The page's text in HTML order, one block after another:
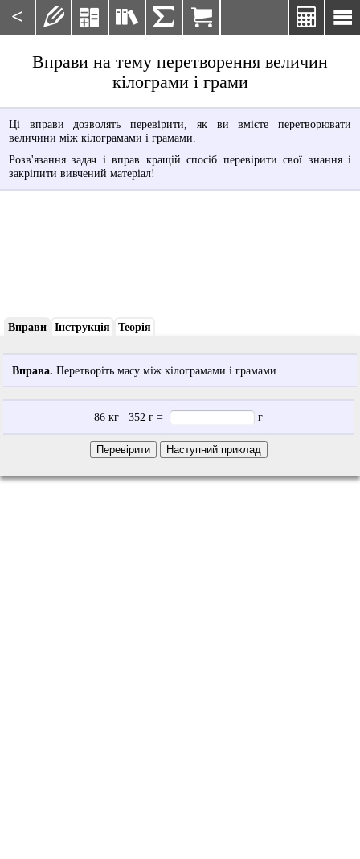
< 

    
Вправи на тему перетворення величин
кілограми і грами
Ці вправи дозволять перевірити, як ви вмієте перетворювати
величини між кілограмами і грамами.
Розв'язання задач і вправ кращій спосіб перевірити свої знання і
закріпити вивчений матеріал!
Вправи Інструкція Теорія
Вправа. Перетворіть масу між кілограмами і грамами.
86 кг 352 г = г